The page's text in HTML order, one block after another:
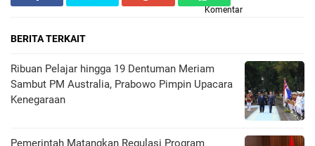
Komentar
BERITA TERKAIT
Ribuan Pelajar hingga 19 Dentuman Meriam
Sambut PM Australia, Prabowo Pimpin Upacara
Kenegaraan
Pemerintah Matangkan Regulasi Program